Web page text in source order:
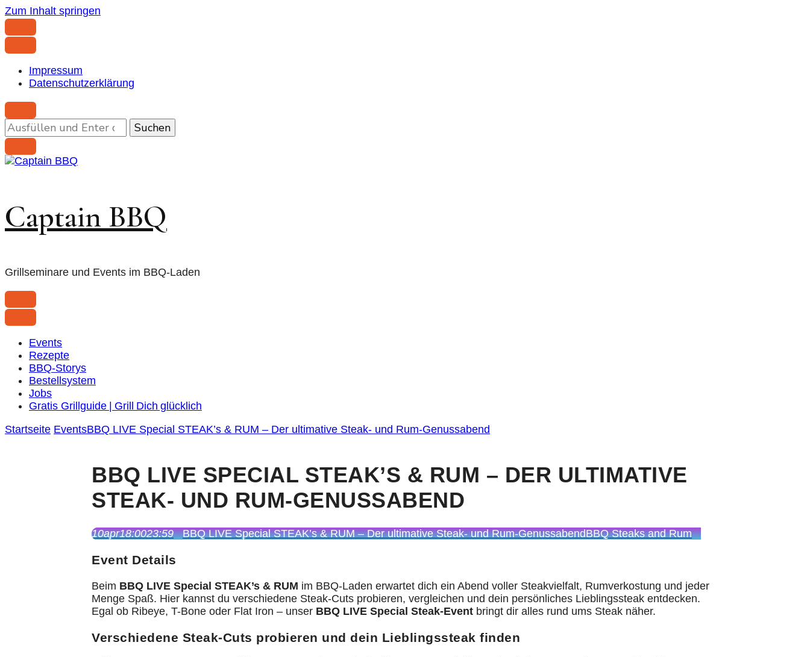
Zum Inhalt springen
Impressum
Datenschutzerklärung
Suchst
du
nach
etwas?
Captain BBQ
Grillseminare und Events im BBQ-Laden
Events
Rezepte
BBQ-Storys
Bestellsystem
Jobs
Gratis Grillguide | Grill Dich glücklich
Startseite EventsBBQ LIVE Special STEAK’s & RUM – Der ultimative Steak- und Rum-Genussabend
BBQ LIVE SPECIAL STEAK’S & RUM – DER ULTIMATIVE
STEAK- UND RUM-GENUSSABEND
10apr18:0023:59 BBQ LIVE Special STEAK’s & RUM – Der ultimative Steak- und Rum-GenussabendBBQ Steaks and Rum
Event Details
Beim BBQ LIVE Special STEAK’s & RUM im BBQ-Laden erwartet dich ein Abend voller Steakvielfalt, Rumverkostung und jeder
Menge Spaß. Hier kannst du verschiedene Steak-Cuts probieren, vergleichen und dein persönliches Lieblingssteak entdecken.
Egal ob Ribeye, T-Bone oder Flat Iron – unser BBQ LIVE Special Steak-Event bringt dir alles rund ums Steak näher.
Verschiedene Steak-Cuts probieren und dein Lieblingssteak finden